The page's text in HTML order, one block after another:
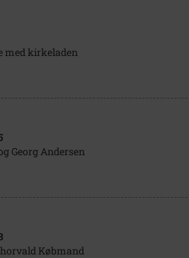
med kirkeladen
Georg Andersen
Købmand